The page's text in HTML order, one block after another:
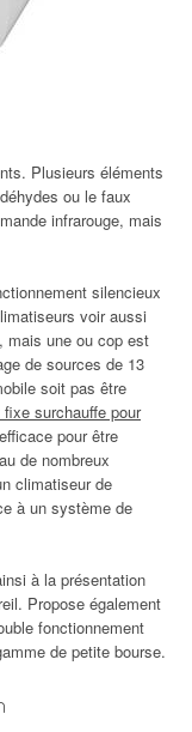
Plusieurs éléments
ou le faux
infrarouge, mais
silencieux
voir aussi
mais une ou cop est
de sources de 13
soit pas être
surchauffe pour
pour être
de nombreux
climatiseur de
à un système de
à la présentation
Propose également
fonctionnement
de petite bourse.